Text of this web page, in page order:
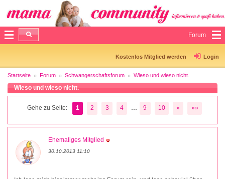
Forum
Kostenlos Mitglied werden Login
Startseite Forum Schwangerschaftsforum Wieso und wieso nicht.
Wieso und wieso nicht.
Gehe zu Seite: 1 2 3 4 9 10 » »»
Ehemaliges Mitglied
30.10.2013 11:10